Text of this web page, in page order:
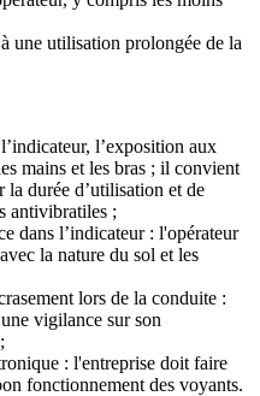
une utilisation prolongée de la
l’exposition aux
mains et les bras ; il convient
durée d’utilisation et de
antivibratiles ;
dans l’indicateur : l'opérateur
la nature du sol et les
lors de la conduite :
vigilance sur son
: l'entreprise doit faire
fonctionnement des voyants.